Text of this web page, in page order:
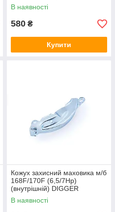
В наявності
580 ₴
Купити
Кожух захисний маховика м/б
168F/170F (6,5/7Hp)
(внутрішній) DIGGER
В наявності